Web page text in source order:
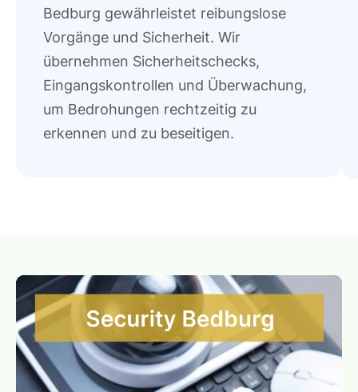
Bedburg gewährleistet reibungslose
Vorgänge und Sicherheit. Wir
übernehmen Sicherheitschecks,
Eingangskontrollen und Überwachung,
um Bedrohungen rechtzeitig zu
erkennen und zu beseitigen.